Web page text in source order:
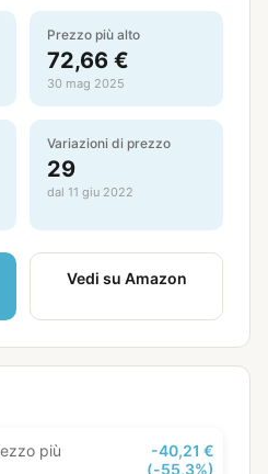
Prezzo più alto
72,66 €
30 mag 2025
Variazioni di prezzo
29
dal 11 giu 2022
Vedi su Amazon
più
-40,21 €
(-55,3%)